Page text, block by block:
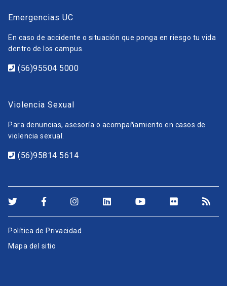
Emergencias UC
En caso de accidente o situación que ponga en riesgo tu vida
dentro de los campus.
(56)95504 5000
Violencia Sexual
Para denuncias, asesoría o acompañamiento en casos de
violencia sexual.
(56)95814 5614
Política de Privacidad
Mapa del sitio